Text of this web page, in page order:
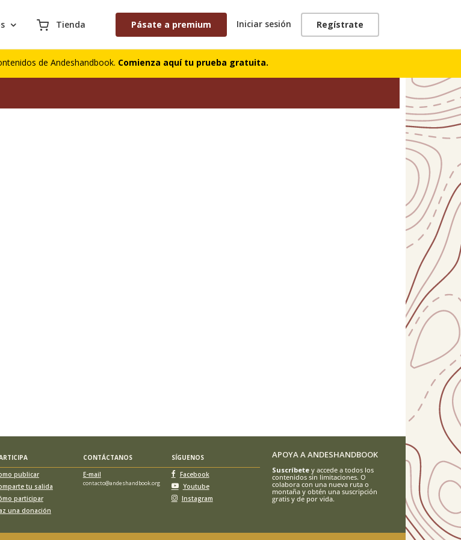
Tienda Pásate a premium Iniciar sesión Regístrate
de Andeshandbook. Comienza aquí tu prueba gratuita.
CONTÁCTANOS
SÍGUENOS
publicar
tu salida
participar
una donación
E-mail
contacto@andeshandbook.org
Facebook
Youtube
Instagram
APOYA A ANDESHANDBOOK
Suscríbetey accede a todos los
contenidos sin limitaciones. O
colabora con una nueva ruta o
montaña y obtén una suscripción
gratis y de por vida.